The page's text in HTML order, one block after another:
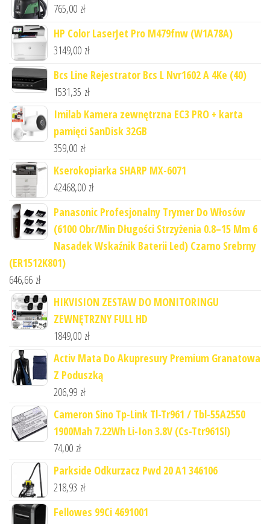
765,00 zł
HP Color LaserJet Pro M479fnw (W1A78A)
3149,00 zł
Bcs Line Rejestrator Bcs L Nvr1602 A 4Ke (40)
1531,35 zł
Imilab Kamera zewnętrzna EC3 PRO + karta
pamięci SanDisk 32GB
359,00 zł
Kserokopiarka SHARP MX-6071
42468,00 zł
Panasonic Profesjonalny Trymer Do Włosów
(6100 Obr/Min Długości Strzyżenia 0.8–15 Mm 6
Nasadek Wskaźnik Baterii Led) Czarno Srebrny
(ER1512K801)
646,66 zł
HIKVISION ZESTAW DO MONITORINGU
ZEWNĘTRZNY FULL HD
1849,00 zł
Activ Mata Do Akupresury Premium Granatowa
Z Poduszką
206,99 zł
Cameron Sino Tp-Link Tl-Tr961 / Tbl-55A2550
1900Mah 7.22Wh Li-Ion 3.8V (Cs-Ttr961Sl)
74,00 zł
Parkside Odkurzacz Pwd 20 A1 346106
218,93 zł
Fellowes 99Ci 4691001